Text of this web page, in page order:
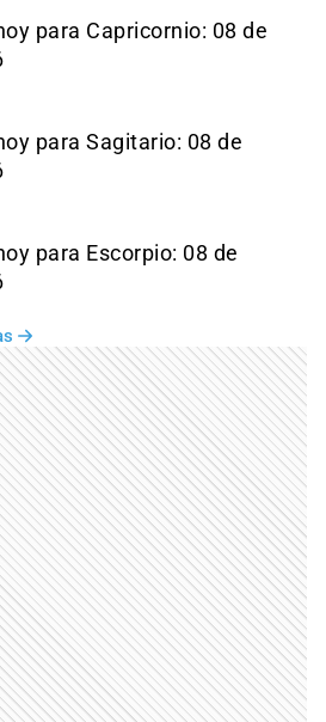
para Capricornio: 08 de
para Sagitario: 08 de
para Escorpio: 08 de